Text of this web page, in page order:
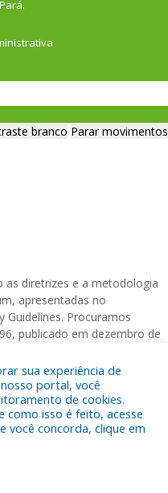
sua experiência de
portal, você
de cookies.
como isso é feito, acesse
você concorda, clique em
branco Parar movimentos
as diretrizes e a metodologia
apresentadas no
Guidelines. Procuramos
publicado em dezembro de
rede mundial de
com necessidades especiais,
disponíveis.
realizados testes em
de acesso a Internet do
deficientes visuais.